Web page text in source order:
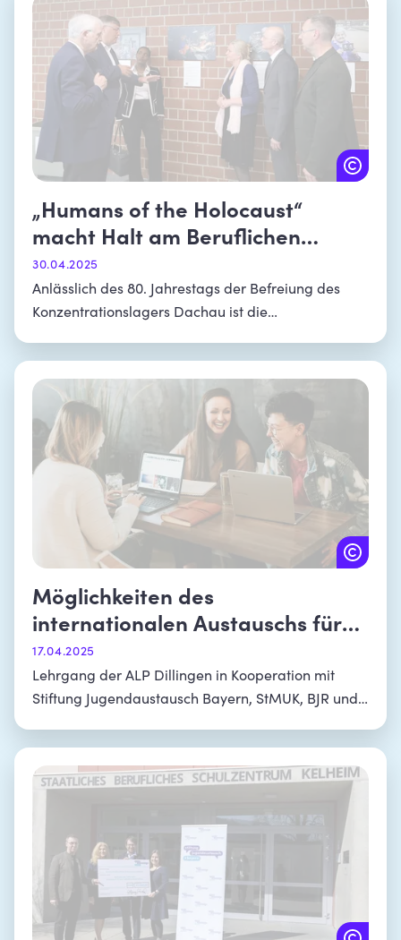
„Humans of the Holocaust“
macht Halt am Beruflichen
Schulzentrum Dachau
30.04.2025
Anlässlich des 80. Jahrestags der Befreiung des
Konzentrationslagers Dachau ist die
Beruflichen Schulzentrum in Dachau zu sehen.
Möglichkeiten des
internationalen Austauschs für
Mittelschulen in Bayern
17.04.2025
Lehrgang der ALP Dillingen in Kooperation mit
Stiftung Jugendaustausch Bayern, StMUK, BJR und